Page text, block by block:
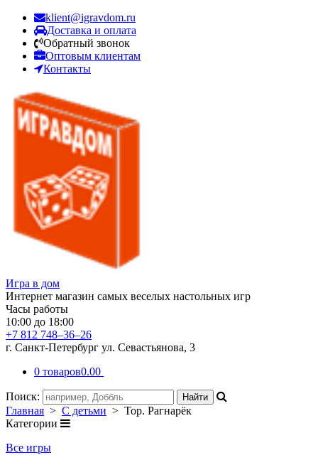
klient@igravdom.ru
Доставка и оплата
Обратный звонок
Оптовым клиентам
Контакты
Игра в дом
Интернет магазин самых веселых настольных игр
Часы работы
10:00 до 18:00
+7 812 748–36–26
г. Санкт-Петербург ул. Севастьянова, 3
0 товаров0.00
Поиск:
Главная > С детьми > Тор. Рагнарёк
Категории
Все игры